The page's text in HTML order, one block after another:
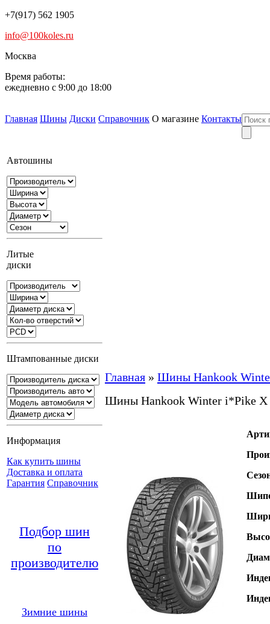
+7(917) 562 1905
info@100koles.ru
Москва
Время работы:
ежедневно с 9:00 до 18:00
Главная Шины Диски Справочник О магазине Контакты
Автошины
Литые
диски
Штампованные диски
Информация
Как купить шины
Доставка и оплата
Гарантия Справочник
Подбор шин
по
производителю
Зимние шины
Главная » Шины Hankook
Шины Hankook Winter i*Pike X